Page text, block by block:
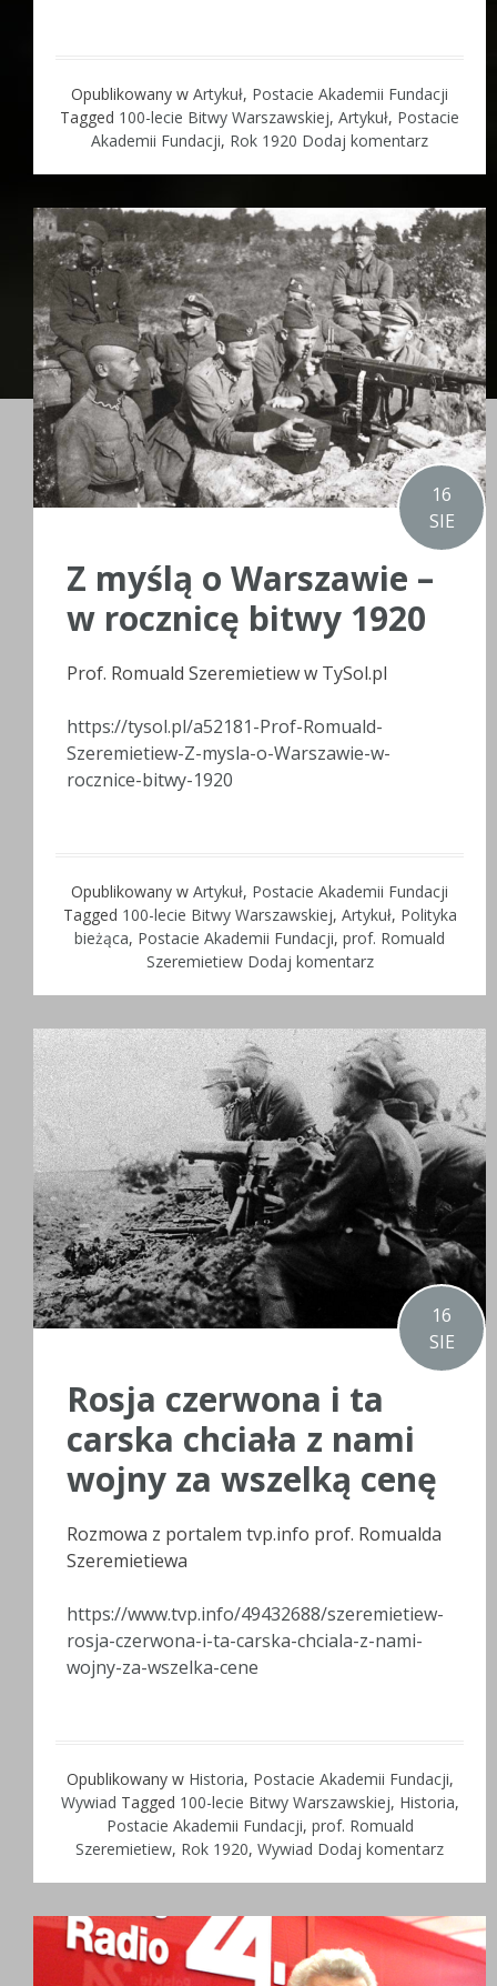
Opublikowany w Artykuł, Postacie Akademii Fundacji
Tagged 100-lecie Bitwy Warszawskiej, Artykuł, Postacie
Akademii Fundacji, Rok 1920 Dodaj komentarz
16
SIE
Z myślą o Warszawie –
w rocznicę bitwy 1920
Prof. Romuald Szeremietiew w TySol.pl
https://tysol.pl/a52181-Prof-Romuald-
Szeremietiew-Z-mysla-o-Warszawie-w-
rocznice-bitwy-1920
Opublikowany w Artykuł, Postacie Akademii Fundacji
Tagged 100-lecie Bitwy Warszawskiej, Artykuł, Polityka
bieżąca, Postacie Akademii Fundacji, prof. Romuald
Szeremietiew Dodaj komentarz
16
SIE
Rosja czerwona i ta
carska chciała z nami
wojny za wszelką cenę
Rozmowa z portalem tvp.info prof. Romualda
Szeremietiewa
https://www.tvp.info/49432688/szeremietiew-
rosja-czerwona-i-ta-carska-chciala-z-nami-
wojny-za-wszelka-cene
Opublikowany w Historia, Postacie Akademii Fundacji,
Wywiad Tagged 100-lecie Bitwy Warszawskiej, Historia,
Postacie Akademii Fundacji, prof. Romuald
Szeremietiew, Rok 1920, Wywiad Dodaj komentarz